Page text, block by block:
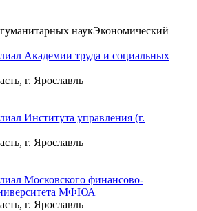
наукЭкономический
Академии труда и социальных
г. Ярославль
Института управления (г.
г. Ярославль
Московского финансово-
МФЮА
г. Ярославль